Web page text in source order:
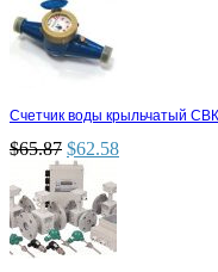
Счетчик воды крыльчатый
$65.87 $62.58